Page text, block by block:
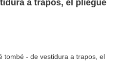
a trapos, el pliegue